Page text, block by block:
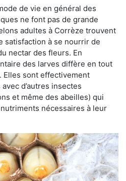
de vie en général des
ne font pas de grande
adultes à Corrèze trouvent
satisfaction à se nourrir de
nectar des fleurs. En
des larves diffère en tout
Elles sont effectivement
d’autres insectes
et même des abeilles) qui
nécessaires à leur